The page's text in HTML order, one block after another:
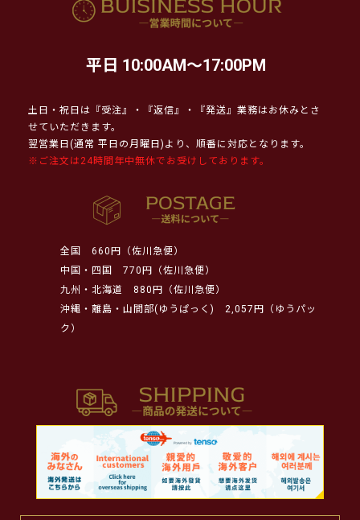
平日 10:00AM～17:00PM
土日・祝日は『受注』・『返信』・『発送』業務はお休みとさ
せていただきます。
翌営業日(通常 平日の月曜日)より、順番に対応となります。
※ご注文は24時間年中無休でお受けしております。
全国
660円（佐川急便）
中国・四国
770円（佐川急便）
九州・北海道
880円（佐川急便）
沖縄・離島・山間部(ゆうぱっく)
2,057円（ゆうパッ
ク）